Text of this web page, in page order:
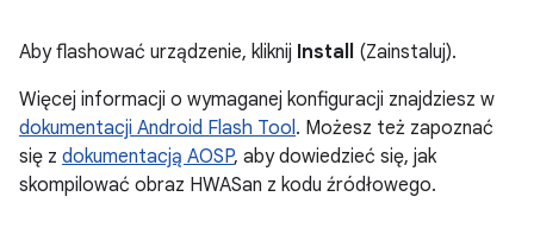
Aby flashować urządzenie, kliknij Install
(Zainstaluj).
Więcej informacji o wymaganej konfiguracji znajdziesz w
dokumentacji Android Flash Tool . Możesz też zapoznać
się z dokumentacją AOSP, aby dowiedzieć się, jak
skompilować obraz HWASan z kodu źródłowego.